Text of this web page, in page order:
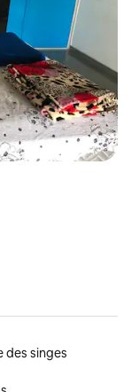
des singes